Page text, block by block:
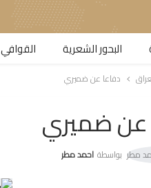
البحور الشعرية​
دفاعا عن ضميري
عن ضميري
بواسطة احمد مطر